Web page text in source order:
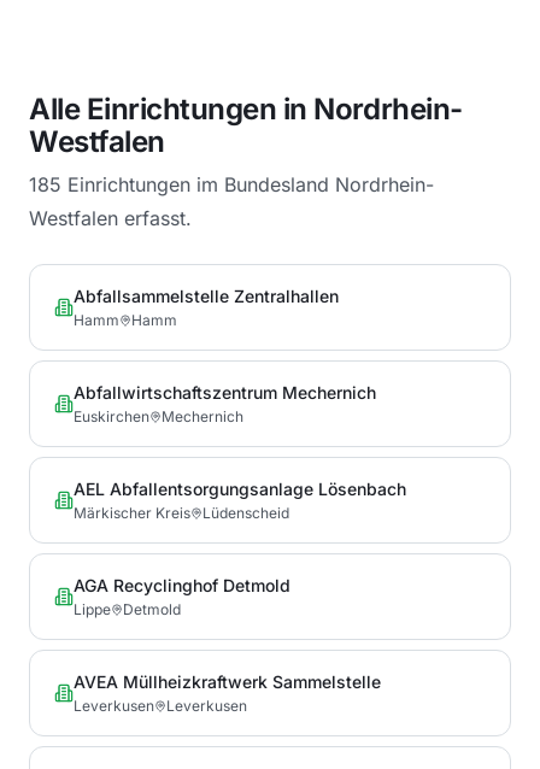
Alle Einrichtungen in Nordrhein-
Westfalen
185 Einrichtungen im Bundesland Nordrhein-
Westfalen erfasst.
Abfallsammelstelle Zentralhallen
Hamm Hamm
Abfallwirtschaftszentrum Mechernich
Euskirchen Mechernich
AEL Abfallentsorgungsanlage Lösenbach
Märkischer Kreis Lüdenscheid
AGA Recyclinghof Detmold
Lippe Detmold
AVEA Müllheizkraftwerk Sammelstelle
Leverkusen Leverkusen